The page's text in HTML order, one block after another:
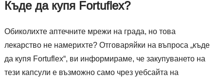
Къде да купя Fortuflex?
Обиколихте аптечните мрежи на града, но това
лекарство не намерихте? Отговаряйки на въпроса „къде
да купя Fortuflex“, ви информираме, че закупуването на
тези капсули е възможно само чрез уебсайта на